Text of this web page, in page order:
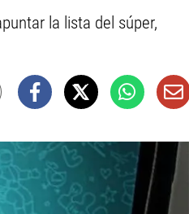
la lista del súper,